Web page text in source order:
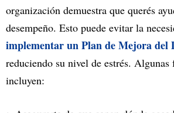
organización demuestra que querés
desempeño. Esto puede evitar la
implementar un Plan de Mejora del
reduciendo su nivel de estrés. Algunas
incluyen: